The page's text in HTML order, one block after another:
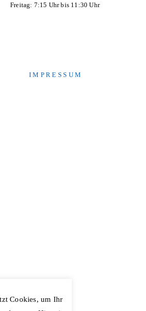
Freitag: 7:15 Uhr bis 11:30 Uhr
I M P R E S S U M
Cookies, um Ihr